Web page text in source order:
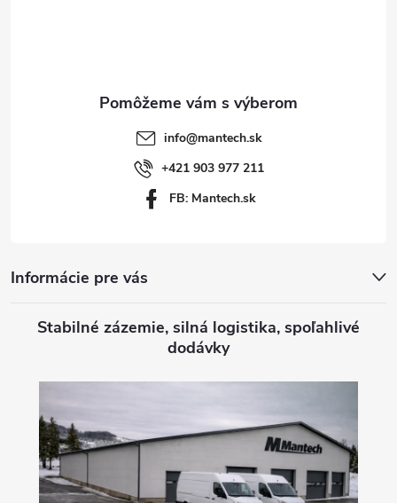
info@mantech.sk
+421 903 977 211
FB: Mantech.sk
Informácie pre vás
Stabilné zázemie, silná logistika, spoľahlivé
dodávky